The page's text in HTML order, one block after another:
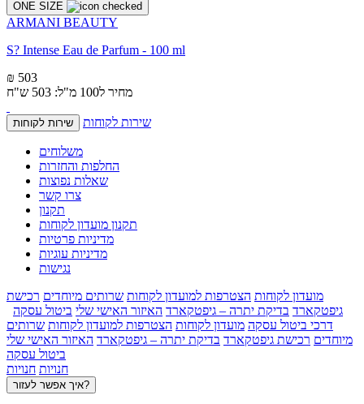
ONE SIZE
ARMANI BEAUTY
S? Intense Eau de Parfum - 100 ml
₪ 503
מחיר ל100 מ"ל: 503 ש"ח
שירות לקוחות שירות לקוחות
משלוחים
החלפות והחזרות
שאלות נפוצות
צרו קשר
תקנון
תקנון מועדון לקוחות
מדיניות פרטיות
מדיניות עוגיות
נגישות
מועדון לקוחות הצטרפות למועדון לקוחות שרותים מיוחדים רכישת
גיפטקארד בדיקת יתרה – גיפטקארד האיזור האישי שלי ביטול עסקה
דרכי ביטול עסקה מועדון לקוחות הצטרפות למועדון לקוחות שרותים
מיוחדים רכישת גיפטקארד בדיקת יתרה – גיפטקארד האיזור האישי שלי
ביטול עסקה
חנויות חנויות
איך אפשר לעזור?